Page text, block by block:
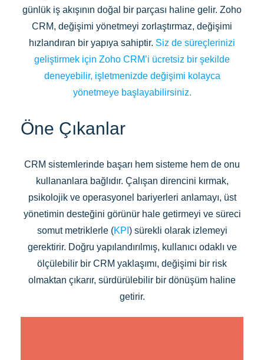
günlük iş akışının doğal bir parçası haline gelir. Zoho
CRM, değişimi yönetmeyi zorlaştırmaz, değişimi
hızlandıran bir yapıya sahiptir. Siz de süreçlerinizi
geliştirmek için Zoho CRM’i ücretsiz bir şekilde
deneyebilir, işletmenizde değişimi kolayca
yönetmeye başlayabilirsiniz.
Öne Çıkanlar
CRM sistemlerinde başarı hem sisteme hem de onu
kullananlara bağlıdır. Çalışan direncini kırmak,
psikolojik ve operasyonel bariyerleri anlamayı, üst
yönetimin desteğini görünür hale getirmeyi ve süreci
somut metriklerle (KPI ) sürekli olarak izlemeyi
gerektirir. Doğru yapılandırılmış, kullanıcı odaklı ve
ölçülebilir bir CRM yaklaşımı, değişimi bir risk
olmaktan çıkarır, sürdürülebilir bir dönüşüm haline
getirir.